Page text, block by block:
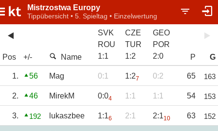
Mistrzostwa Europy
Tippübersicht • 5. Spieltag • Einzelwertung
Pos +/- Name
SVK
ROU
1:1
CZE
TUR
1:2
GEO
POR
2:0 P G
1. 56 Mag 0:1 1:27 0:2 65 163
2. 46 MirekM 0:04 1:1 1:1 54 153
3. 192 lukaszbee 1:16 2:1 2:110 63 152